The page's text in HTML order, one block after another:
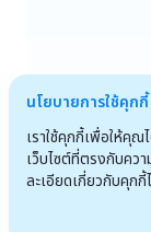
นโยบายการใช้คุกกี้
เราใช้คุกกี้เพื่อให้คุ
เว็บไซต์ที่ตรงกับคว
ละเอียดเกี่ยวกับคุกกี้